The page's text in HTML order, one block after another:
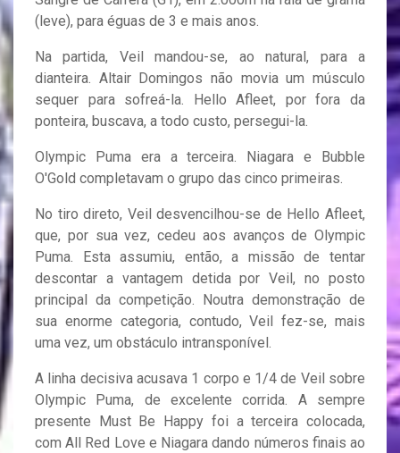
(leve), para éguas de 3 e mais anos.
Na partida, Veil mandou-se, ao natural, para a
dianteira. Altair Domingos não movia um músculo
sequer para sofreá-la. Hello Afleet, por fora da
ponteira, buscava, a todo custo, persegui-la.
Olympic Puma era a terceira. Niagara e Bubble
O'Gold completavam o grupo das cinco primeiras.
No tiro direto, Veil desvencilhou-se de Hello Afleet,
que, por sua vez, cedeu aos avanços de Olympic
Puma. Esta assumiu, então, a missão de tentar
descontar a vantagem detida por Veil, no posto
principal da competição. Noutra demonstração de
sua enorme categoria, contudo, Veil fez-se, mais
uma vez, um obstáculo intransponível.
A linha decisiva acusava 1 corpo e 1/4 de Veil sobre
Olympic Puma, de excelente corrida. A sempre
presente Must Be Happy foi a terceira colocada,
com All Red Love e Niagara dando números finais ao